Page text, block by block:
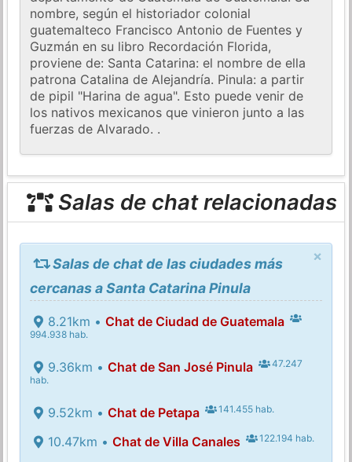
nombre, según el historiador colonial
guatemalteco Francisco Antonio de Fuentes y
Guzmán en su libro Recordación Florida,
proviene de: Santa Catarina: el nombre de ella
patrona Catalina de Alejandría. Pinula: a partir
de pipil "Harina de agua". Esto puede venir de
los nativos mexicanos que vinieron junto a las
fuerzas de Alvarado. .
Salas de chat relacionadas
×
Salas de chat de las ciudades más
cercanas a Santa Catarina Pinula
8.21km • Chat de Ciudad de Guatemala
994.938 hab.
9.36km • Chat de San José Pinula
47.247
hab.
9.52km • Chat de Petapa 141.455 hab.
10.47km • Chat de Villa Canales 122.194 hab.